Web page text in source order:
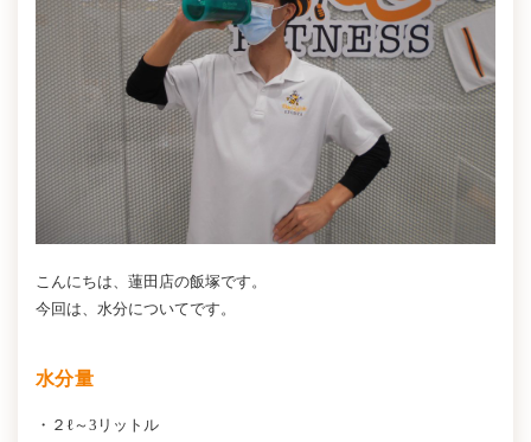
こんにちは、蓮田店の飯塚です。
今回は、水分についてです。
水分量
・２ℓ～3リットル